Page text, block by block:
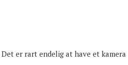
er rart endelig at have et kamera